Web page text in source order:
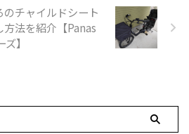
チャイルドシート
法を紹介【Panas
】